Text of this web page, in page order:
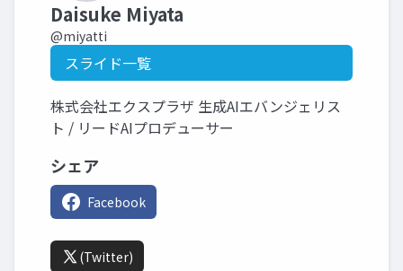
Daisuke Miyata
@miyatti
スライド一覧
株式会社エクスプラザ 生成AIエバンジェリス
ト / リードAIプロデューサー
シェア
Facebook
(Twitter)